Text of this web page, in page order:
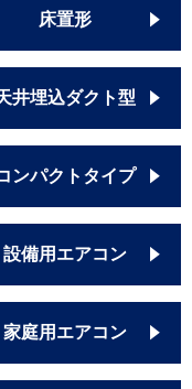
床置形
井埋込ダクト型
ンパクトタイプ
設備用エアコン
家庭用エアコン